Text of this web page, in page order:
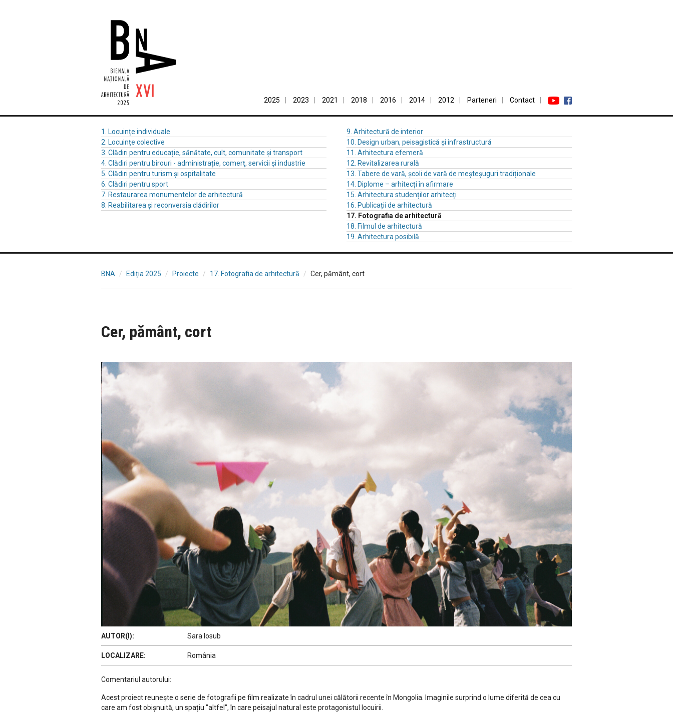
2025 2023 2021 2018 2016 2014 2012 Parteneri Contact
1. Locuințe individuale
2. Locuințe colective
3. Clădiri pentru educație, sănătate, cult, comunitate și transport
4. Clădiri pentru birouri - administrație, comerț, servicii și industrie
5. Clădiri pentru turism și ospitalitate
6. Clădiri pentru sport
7. Restaurarea monumentelor de arhitectură
8. Reabilitarea și reconversia clădirilor
9. Arhitectură de interior
10. Design urban, peisagistică și infrastructură
11. Arhitectura efemeră
12. Revitalizarea rurală
13. Tabere de vară, școli de vară de meșteșuguri tradiționale
14. Diplome – arhitecți în afirmare
15. Arhitectura studenților arhitecți
16. Publicații de arhitectură
17. Fotografia de arhitectură
18. Filmul de arhitectură
19. Arhitectura posibilă
BNA Ediția 2025 Proiecte 17. Fotografia de arhitectură Cer, pământ, cort
Cer, pământ, cort
AUTOR(I): Sara Iosub
LOCALIZARE: România
Comentariul autorului:
Acest proiect reunește o serie de fotografii pe film realizate în cadrul unei călătorii recente în Mongolia. Imaginile surprind o lume diferită de cea cu
care am fost obișnuită, un spațiu "altfel", în care peisajul natural este protagonistul locuirii.